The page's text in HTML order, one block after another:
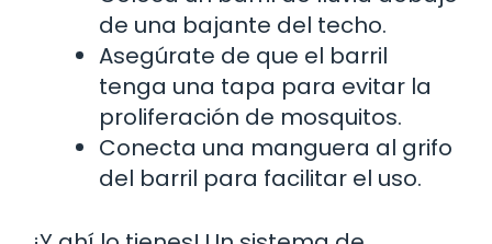
de una bajante del techo.
Asegúrate de que el barril
tenga una tapa para evitar la
proliferación de mosquitos.
Conecta una manguera al grifo
del barril para facilitar el uso.